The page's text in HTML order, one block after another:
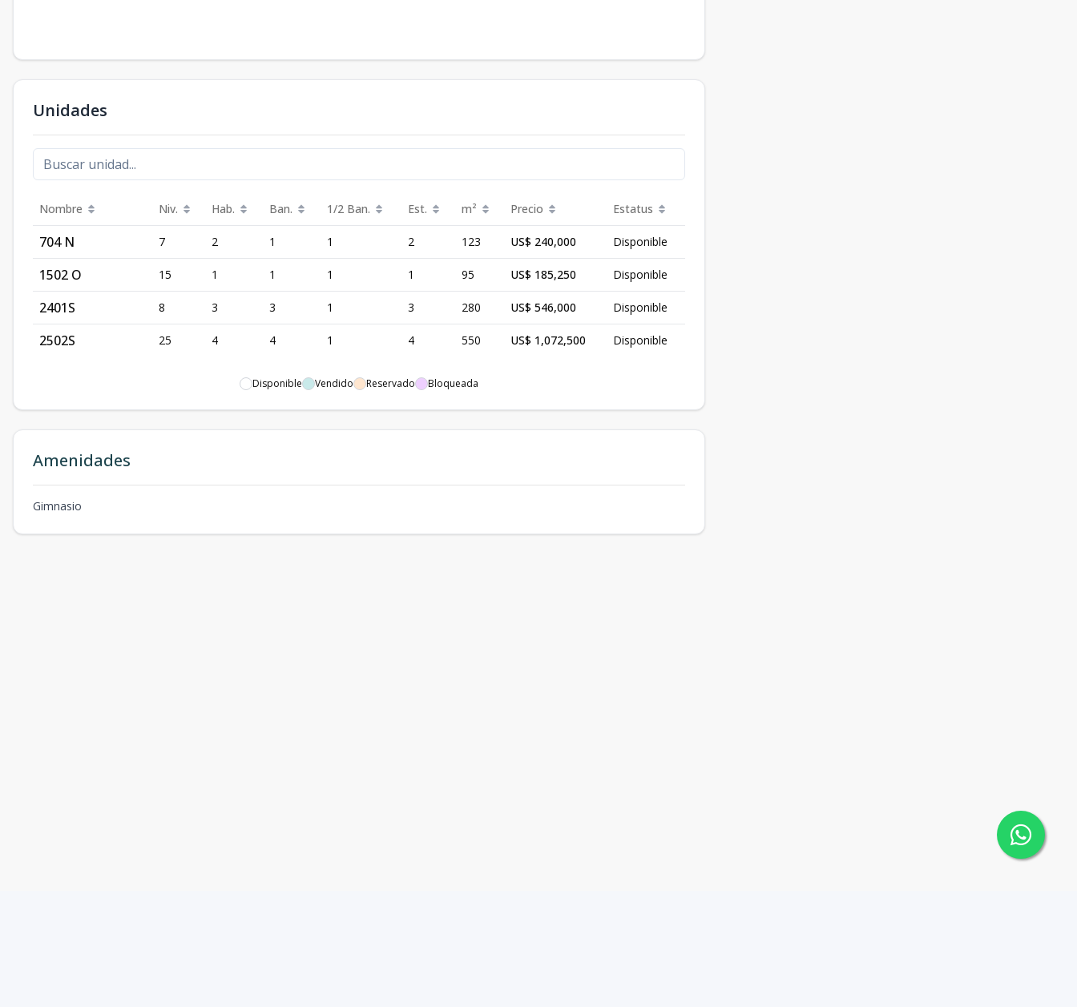
Unidades
Nombre Niv. Hab. Ban. 1/2 Ban. Est. m² Precio Estatus
704 N 7 2 1 1 2 123 US$ 240,000 Disponible
1502 O 15 1 1 1 1 95 US$ 185,250 Disponible
2401S 8 3 3 1 3 280 US$ 546,000 Disponible
2502S 25 4 4 1 4 550 US$ 1,072,500 Disponible
Disponible Vendido Reservado Bloqueada
Amenidades
Gimnasio